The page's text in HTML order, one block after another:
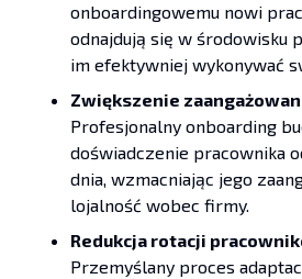
onboardingowemu nowi
odnajdują się w środowisku
im efektywniej wykonywać
Zwiększenie
Profesjonalny onboarding
doświadczenie pracownika
dnia, wzmacniając jego
lojalność wobec firmy.
Redukcja rotacji
Przemyślany proces